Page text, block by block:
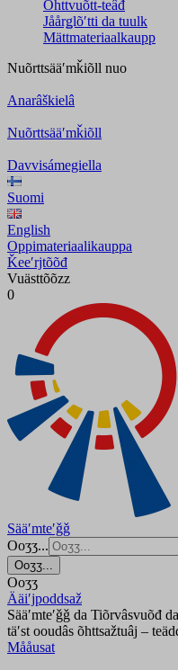
Õhttvuõtt-teâđ
Jåårǥlõʹtti da tuulk
Mättmateriaalkaupp
Nuõrttsääʹmǩiõll nuo
Anarâškielâ
Nuõrttsääʹmǩiõll
Davvisámegiella
Suomi
English
Oppimateriaalikauppa
Ǩeeʹrjtõõđ
Vuästtõõzz
0
Sääʹmteʹǧǧ
Ooʒʒ...
Ooʒʒ...
Ooʒʒ
Ääiʹjpoddsaž
Sääʹmteʹǧǧ da Tiõrvâsvuõđ
täʹst ooudâs õhttsažtuâj –
Mååusat